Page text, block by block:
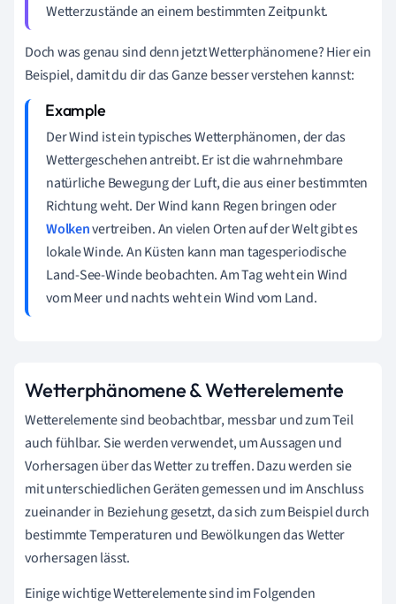
Wetterzustände an einem bestimmten Zeitpunkt.
Doch was genau sind denn jetzt Wetterphänomene? Hier ein
Beispiel, damit du dir das Ganze besser verstehen kannst:
Der Wind ist ein typisches Wetterphänomen, der das
Wettergeschehen antreibt. Er ist die wahrnehmbare
natürliche Bewegung der Luft, die aus einer bestimmten
Richtung weht. Der Wind kann Regen bringen oder
Wolkenvertreiben. An vielen Orten auf der Welt gibt es
lokale Winde. An Küsten kann man tagesperiodische
Land-See-Winde beobachten. Am Tag weht ein Wind
vom Meer und nachts weht ein Wind vom Land.
Wetterphänomene & Wetterelemente
Wetterelemente sind beobachtbar, messbar und zum Teil
auch fühlbar. Sie werden verwendet, um Aussagen und
Vorhersagen über das Wetter zu treffen. Dazu werden sie
mit unterschiedlichen Geräten gemessen und im Anschluss
zueinander in Beziehung gesetzt, da sich zum Beispiel durch
bestimmte Temperaturen und Bewölkungen das Wetter
vorhersagen lässt.
Einige wichtige Wetterelemente sind im Folgenden